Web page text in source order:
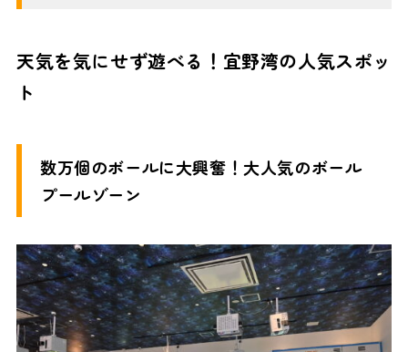
天気を気にせず遊べる！宜野湾の人気スポッ
ト
数万個のボールに大興奮！大人気のボール
プールゾーン